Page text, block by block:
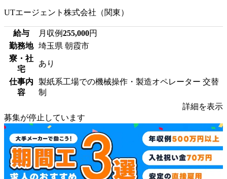
UTエージェント株式会社（関東）
給与 月収例255,000円
勤務地
埼玉県 朝霞市
寮・社
宅
あり
仕事内
容
製紙系工場での機械操作・製造オペレーター 交替
制
詳細を表示
募集が停止しています